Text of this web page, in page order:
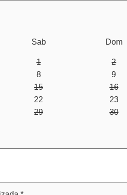
Sab Dom
1
2
8
9
15
16
22
23
29
30